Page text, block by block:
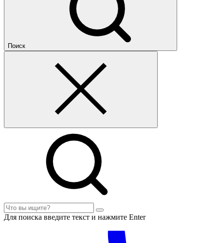
Поиск
Для поиска введите текст и нажмите Enter